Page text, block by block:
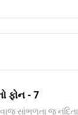
ફોન - 7
સાંભળતા જ નંદિતા